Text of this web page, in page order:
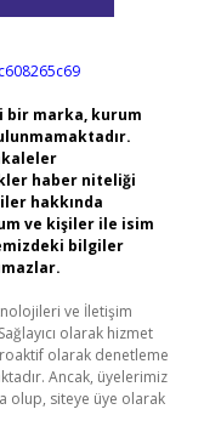
bir marka, kurum
haber niteliği
hakkında
ve kişiler ile isim
bilgiler
ve İletişim
olarak hizmet
olarak denetleme
Ancak, üyelerimiz
olup, siteye üye olarak